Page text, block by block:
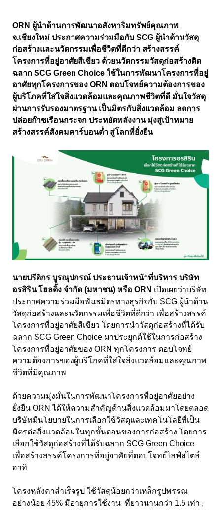
ORN ผู้นำด้านการพัฒนาอสังหาริมทรัพย์คุณภาพ
จ.เชียงใหม่ ประกาศความร่วมมือกับ SCG ผู้นำด้านวัสดุ
ก่อสร้างและนวัตกรรมเพื่อชีวิตที่ดีกว่า สร้างสรรค์
โครงการที่อยู่อาศัยสีเขียว ด้วยนวัตกรรมวัสดุก่อสร้างติด
ฉลาก SCG Green Choice ใช้ในการพัฒนาโครงการที่อยู่
อาศัยทุกโครงการของ ORN ตอบโจทย์ความต้องการของ
ผู้บริโภคที่ใส่ใจสิ่งแวดล้อมและคุณภาพชีวิตที่ดี มั่นใจวัสดุ
ผ่านการรับรองมาตรฐาน เป็นมิตรกับสิ่งแวดล้อม ลดการ
ปล่อยก๊าซเรือนกระจก ประหยัดพลังงาน มุ่งสู่เป้าหมาย
สร้างสรรค์สังคมคาร์บอนต่ำ สู่โลกที่ยั่งยืน
นายปรีดิกร บูรณุปกรณ์ ประธานเจ้าหน้าที่บริหาร บริษัท
อรสิริน โฮลดิ้ง จํากัด (มหาชน) หรือ ORN เปิดเผยว่าบริษัท
ประกาศความร่วมมือพันธมิตรทางธุรกิจกับ SCG ผู้นำด้าน
วัสดุก่อสร้างและนวัตกรรมเพื่อชีวิตที่ดีกว่า เพื่อสร้างสรรค์
โครงการที่อยู่อาศัยสีเขียว โดยการนำวัสดุก่อสร้างที่ได้รับ
ฉลาก SCG Green Choice มาประยุกต์ใช้ในการก่อสร้าง
โครงการที่อยู่อาศัยของ ORN ทุกโครงการ ตอบโจทย์
ความต้องการของผู้บริโภคที่ใส่ใจสิ่งแวดล้อมและคุณภาพ
ชีวิตที่มีคุณภาพ
ด้วยความมุ่งมั่นในการพัฒนาโครงการที่อยู่อาศัยอย่าง
ยั่งยืน ORN ได้ให้ความสำคัญด้านสิ่งแวดล้อมมาโดยตลอด
บริษัทมีนโยบายในการเลือกใช้วัสดุและเทคโนโลยีที่เป็น
มิตรต่อสิ่งแวดล้อมในทุกขั้นตอนของการก่อสร้าง โดยการ
เลือกใช้วัสดุก่อสร้างที่ได้รับฉลาก SCG Green Choice
เพื่อสร้างสรรค์โครงการที่อยู่อาศัยที่ตอบโจทย์ไลฟ์สไตล์
อาทิ
โครงหลังคาสำเร็จรูป ใช้วัสดุน้อยกว่าเหล็กรูปพรรณ
อย่างน้อย 45% มีอายุการใช้งาน ที่ยาวนานกว่า 1.5 เท่า ,